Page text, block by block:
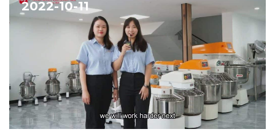
2022-10-11